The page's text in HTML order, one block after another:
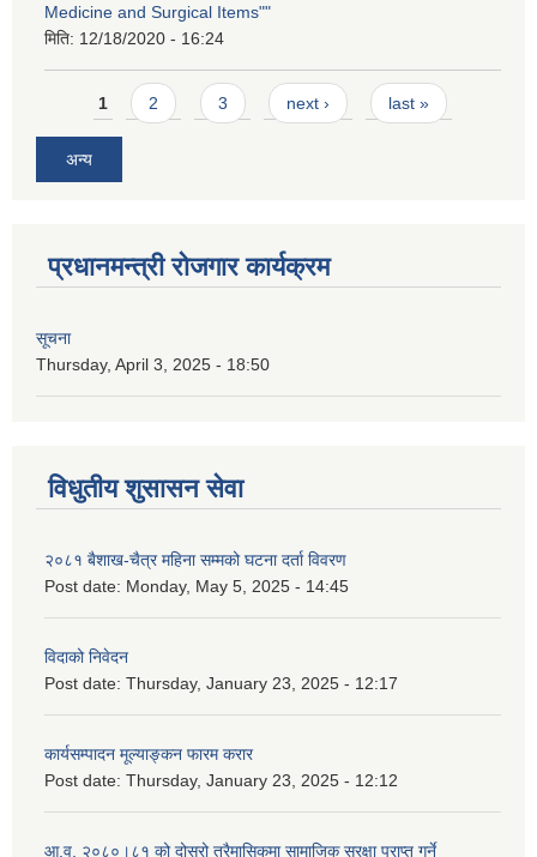
Medicine and Surgical Items""
मिति: 12/18/2020 - 16:24
Pages
1 2 3 next › last »
अन्य
प्रधानमन्त्री रोजगार कार्यक्रम
सूचना
Thursday, April 3, 2025 - 18:50
विधुतीय शुसासन सेवा
२०८१ बैशाख-चैत्र महिना सम्मको घटना दर्ता विवरण
Post date: Monday, May 5, 2025 - 14:45
विदाको निवेदन
Post date: Thursday, January 23, 2025 - 12:17
कार्यसम्पादन मूल्याङ्कन फारम करार
Post date: Thursday, January 23, 2025 - 12:12
आ.व. २०८०।८१ को दोस्रो त्रैमासिकमा सामाजिक सुरक्षा प्राप्त गर्ने